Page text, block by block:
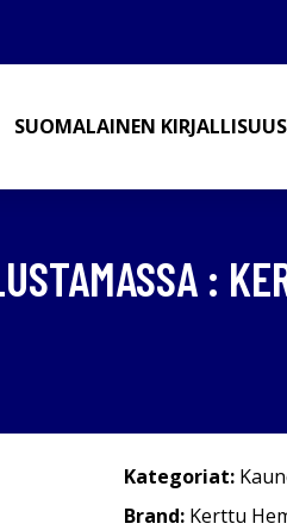
SUOMALAINEN KIRJALLISUUS
:
Kategoriat:
Brand: Kerttu